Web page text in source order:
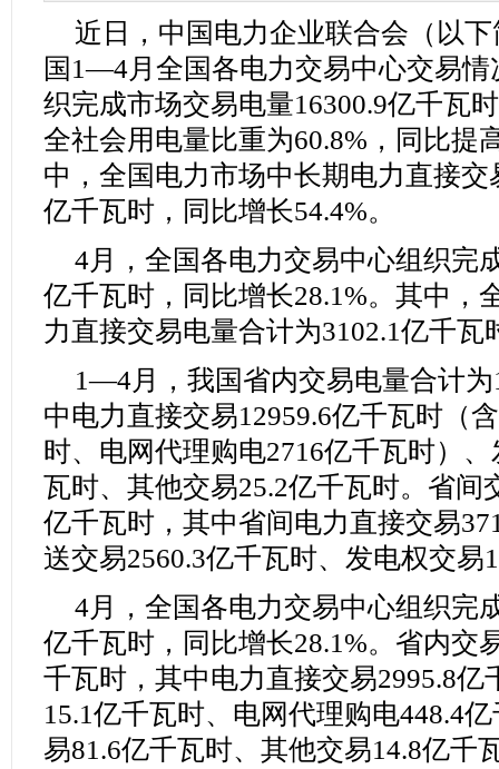
近日，中国电力企业联合会（以
国1—4月全国各电力交易中心交易
织完成市场交易电量16300.9亿千瓦
全社会用电量比重为60.8%，同比提
中，全国电力市场中长期电力直接交
亿千瓦时，同比增长54.4%。
4月，全国各电力交易中心组织完
亿千瓦时，同比增长28.1%。其中，
力直接交易电量合计为3102.1亿千瓦
1—4月，我国省内交易电量合计为
中电力直接交易12959.6亿千瓦时（
时、电网代理购电2716亿千瓦时）
瓦时、其他交易25.2亿千瓦时。省间
亿千瓦时，其中省间电力直接交易
送交易2560.3亿千瓦时、发电权交易
4月，全国各电力交易中心组织完
亿千瓦时，同比增长28.1%。省内交
千瓦时，其中电力直接交易2995.8亿
15.1亿千瓦时、电网代理购电448.4
易81.6亿千瓦时、其他交易14.8亿千